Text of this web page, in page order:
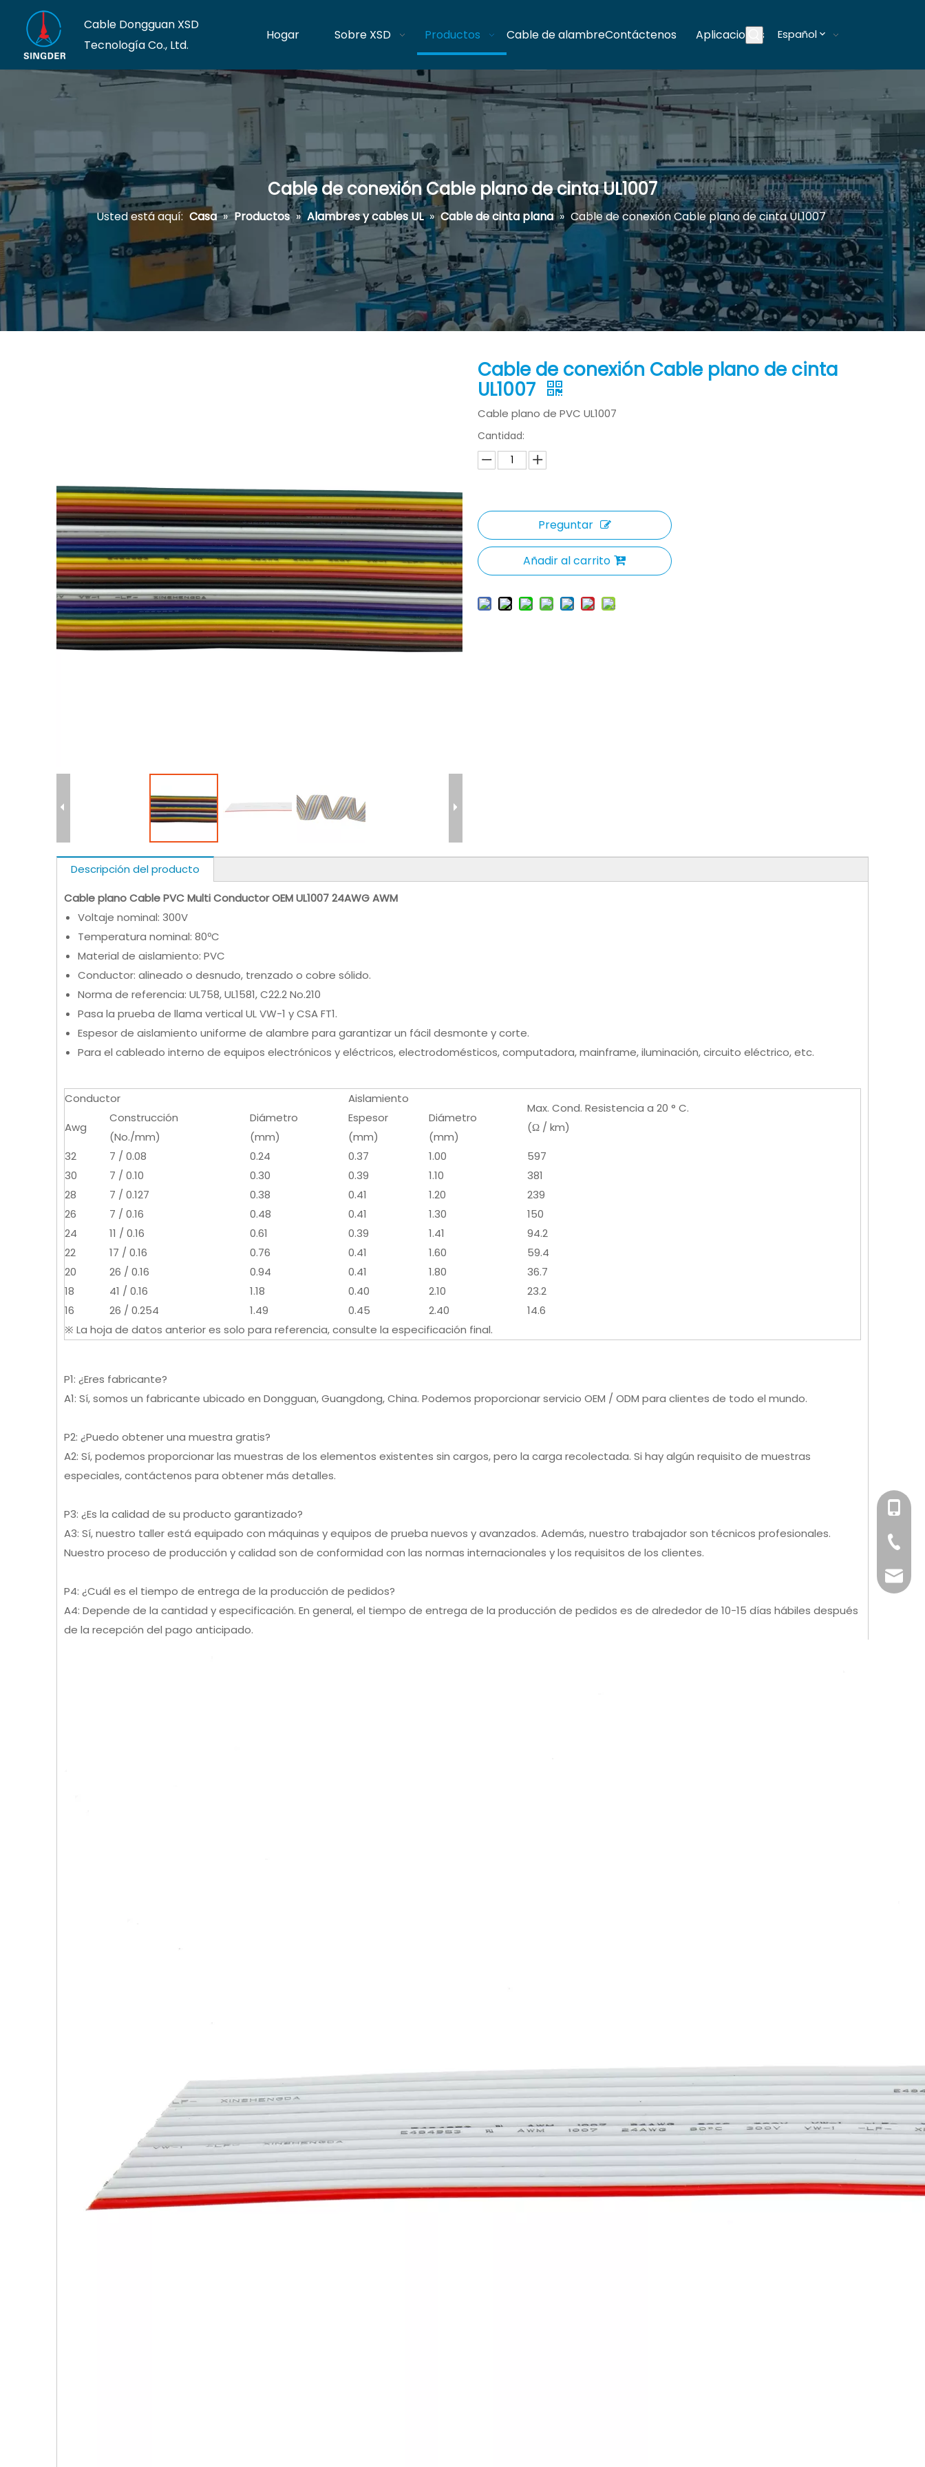
Cable Dongguan XSD
Tecnología Co., Ltd.
Hogar Sobre XSD Productos Cable de alambreContáctenos Aplicaciones Blogs
Español
Cable de conexión Cable plano de cinta UL1007
Usted está aquí: Casa » Productos » Alambres y cables UL » Cable de cinta plana » Cable de conexión Cable plano de cinta UL1007
Cable de conexión Cable plano de cinta
UL1007
Cable plano de PVC UL1007
Cantidad:
Preguntar
Añadir al carrito
Descripción del producto
Cable plano Cable PVC Multi Conductor OEM UL1007 24AWG AWM
Voltaje nominal: 300V
Temperatura nominal: 80ºC
Material de aislamiento: PVC
Conductor: alineado o desnudo, trenzado o cobre sólido.
Norma de referencia: UL758, UL1581, C22.2 No.210
Pasa la prueba de llama vertical UL VW-1 y CSA FT1.
Espesor de aislamiento uniforme de alambre para garantizar un fácil desmonte y corte.
Para el cableado interno de equipos electrónicos y eléctricos, electrodomésticos, computadora, mainframe, iluminación, circuito eléctrico, etc.
Conductor Aislamiento
Max. Cond. Resistencia a 20 ° C.
(Ω / km)
Awg
Construcción
(No./mm)
Diámetro
(mm)
Espesor
(mm)
Diámetro
(mm)
32
7 / 0.08 0.24 0.37 1.00
597
30
7 / 0.10 0.30 0.39 1.10
381
28
7 / 0.127 0.38 0.41 1.20
239
26
7 / 0.16 0.48 0.41 1.30
150
24
11 / 0.16 0.61 0.39 1.41
94.2
22
17 / 0.16 0.76 0.41 1.60
59.4
20
26 / 0.16 0.94 0.41 1.80
36.7
18
41 / 0.16 1.18 0.40 2.10
23.2
16
26 / 0.254 1.49 0.45 2.40
14.6
※ La hoja de datos anterior es solo para referencia, consulte la especificación final.
P1: ¿Eres fabricante?
A1: Sí, somos un fabricante ubicado en Dongguan, Guangdong, China. Podemos proporcionar servicio OEM / ODM para clientes de todo el mundo.
P2: ¿Puedo obtener una muestra gratis?
A2: Sí, podemos proporcionar las muestras de los elementos existentes sin cargos, pero la carga recolectada. Si hay algún requisito de muestras
especiales, contáctenos para obtener más detalles.
P3: ¿Es la calidad de su producto garantizado?
A3: Sí, nuestro taller está equipado con máquinas y equipos de prueba nuevos y avanzados. Además, nuestro trabajador son técnicos profesionales.
Nuestro proceso de producción y calidad son de conformidad con las normas internacionales y los requisitos de los clientes.
P4: ¿Cuál es el tiempo de entrega de la producción de pedidos?
A4: Depende de la cantidad y especificación. En general, el tiempo de entrega de la producción de pedidos es de alrededor de 10-15 días hábiles después
de la recepción del pago anticipado.
+86-
+86-